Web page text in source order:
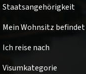
Staatsangehörigkeit
Mein Wohnsitz befindet
Ich reise nach
Visumkategorie